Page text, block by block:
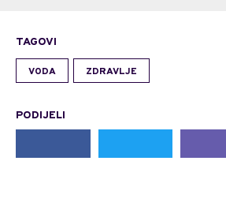
TAGOVI
VODA ZDRAVLJE
PODIJELI